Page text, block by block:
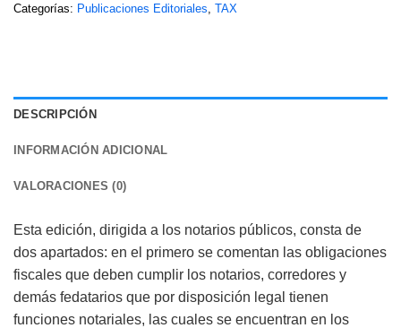
Categorías: Publicaciones Editoriales TAX
DESCRIPCIÓN
INFORMACIÓN ADICIONAL
VALORACIONES (0)
Esta edición, dirigida a los notarios públicos, consta de
dos apartados: en el primero se comentan las obligaciones
fiscales que deben cumplir los notarios, corredores y
demás fedatarios que por disposición legal tienen
funciones notariales, las cuales se encuentran en los